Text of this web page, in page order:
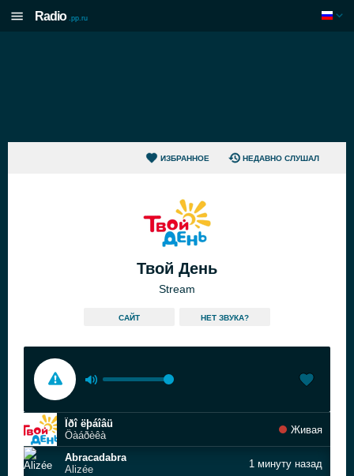
Radio .pp.ru
ИЗБРАННОЕ НЕДАВНО СЛУШАЛ
Твой День
Stream
САЙТ HЕТ ЗВУКА?
Ïðî ëþáîâü
Ôàáðèêà
Живая
Abracadabra
Alizée
1 минуту назад